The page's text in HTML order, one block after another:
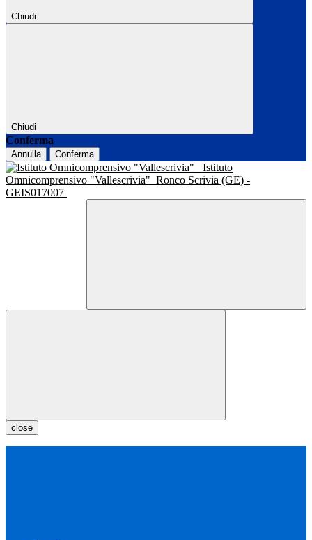
Chiudi
Chiudi
Conferma
Annulla Conferma
Istituto
Omnicomprensivo "Vallescrivia" Ronco Scrivia (GE) -
GEIS017007
close